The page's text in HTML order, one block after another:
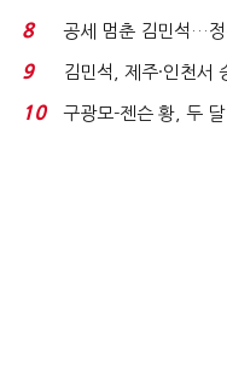
청래와 격차
8
공세 멈춘 김민석…정
가 수습"
9
김민석, 제주·인천서
'1위 탈환'(종합)...
10
구광모-젠슨 황, 두